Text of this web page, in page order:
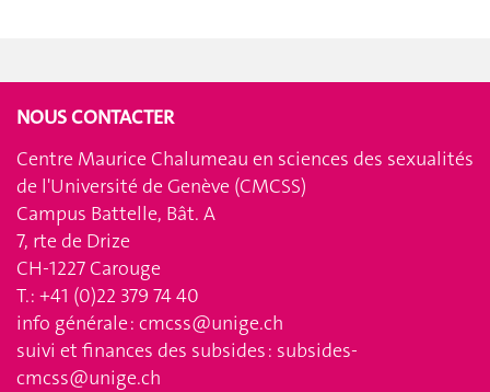
NOUS CONTACTER
Centre Maurice Chalumeau en sciences des sexualités
de l'Université de Genève (CMCSS)
Campus Battelle, Bât. A
7, rte de Drize
CH-1227 Carouge
T.: +41 (0)22 379 74 40
info générale : cmcss@unige.ch
suivi et finances des subsides : subsides-
cmcss@unige.ch